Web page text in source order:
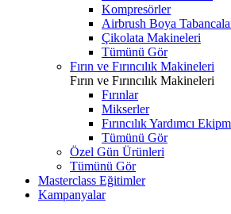
Kompresörler
Airbrush Boya
Çikolata Makineleri
Tümünü Gör
Fırın ve Fırıncılık Makineleri
Fırın ve Fırıncılık Makineleri
Fırınlar
Mikserler
Fırıncılık Yardımcı
Tümünü Gör
Özel Gün Ürünleri
Tümünü Gör
Masterclass Eğitimler
Kampanyalar